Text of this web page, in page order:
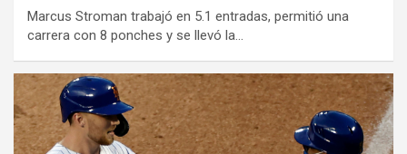
Marcus Stroman trabajó en 5.1 entradas, permitió una
carrera con 8 ponches y se llevó la…